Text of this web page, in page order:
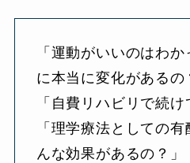
「運動がいいのはわ
に本当に変化があるの
「自費リハビリで続け
「理学療法としての
んな効果があるの？」